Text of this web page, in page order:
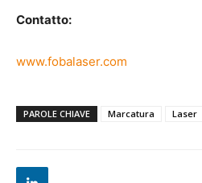
Contatto:
www.fobalaser.com
PAROLE CHIAVE Marcatura Laser